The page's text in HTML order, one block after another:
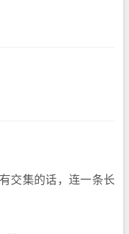
交集的话，连一条长